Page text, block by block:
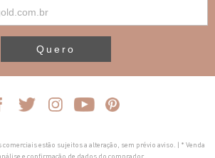
Quero
comerciais estão sujeitos a alteração, sem prévio aviso. | * Venda
e confirmação de dados do comprador.